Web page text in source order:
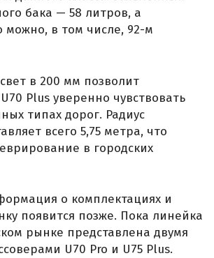
бака — 58 литров, а
можно, в том числе, 92-м
в 200 мм позволит
U70 Plus уверенно чувствовать
типах дорог. Радиус
всего 5,75 метра, что
в городских
о комплектациях и
появится позже. Пока линейка
рынке представлена двумя
U70 Pro и U75 Plus.